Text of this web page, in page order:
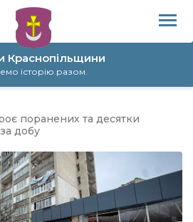
Краснопільщини
історію разом.
поранених та десятки
добу